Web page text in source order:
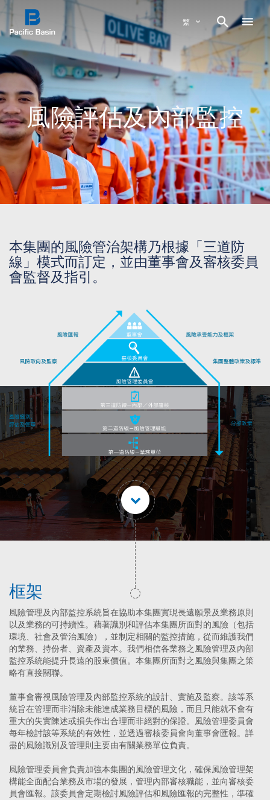
繁 
風險評估及內部監控
本集團的風險管治架構乃根據「三道防
線」模式而訂定，並由董事會及審核委員
會監督及指引。
框架
風險管理及內部監控系統旨在協助本集團實現長遠願景及業務原則
以及業務的可持續性。藉著識別和評估本集團所面對的風險（包括
環境、社會及管治風險），並制定相關的監控措施，從而維護我們
的業務、持份者、資產及資本。我們相信各業務之風險管理及內部
監控系統能提升長遠的股東價值。本集團所面對之風險與集團之策
略有直接關聯。
董事會審視風險管理及內部監控系統的設計、實施及監察。該等系
統旨在管理而非消除未能達成業務目標的風險，而且只能就不會有
重大的失實陳述或損失作出合理而非絕對的保證。風險管理委員會
每年檢討該等系統的有效性，並透過審核委員會向董事會匯報。詳
盡的風險識別及管理則主要由有關業務單位負責。
風險管理委員會負責加強本集團的風險管理文化，確保風險管理架
構能全面配合業務及市場的發展，管理內部審核職能，並向審核委
員會匯報。該委員會定期檢討風險評估和風險匯報的完整性，準確